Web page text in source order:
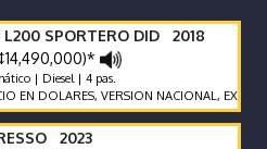
SPORTERO DID 2018
| Diesel | 4 pas.
DOLARES, VERSION NACIONAL,
2023